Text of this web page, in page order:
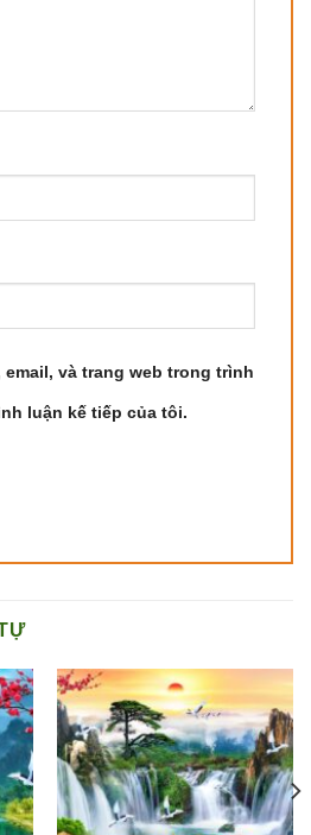
và trang web trong trình
luận kế tiếp của tôi.